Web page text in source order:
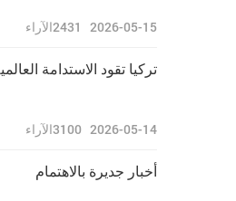
2026-05-15
2431الآراء
تركيا تقود الاستدامة
2026-05-14
3100الآراء
أخبار جديرة بالاهتمام